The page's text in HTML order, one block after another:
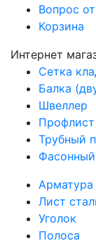
Вопрос
Корзина
Интернет
Сетка
Балка
Швеллер
Профлист
Трубный
Арматура
Лист
Уголок
Полоса